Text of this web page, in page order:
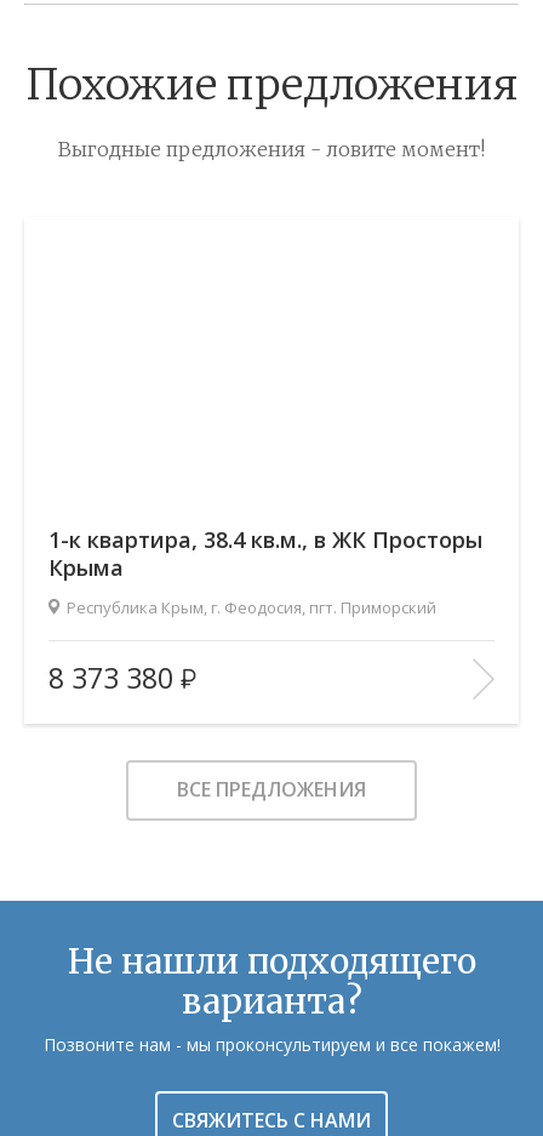
Похожие предложения
Выгодные предложения - ловите момент!
1-к квартира, 38.4 кв.м., в ЖК Просторы
Крыма
Республика Крым, г. Феодосия, пгт. Приморский
Площадь (общ/жил/кух), м2:
38.41/14.76/10.58
Количество комнат:
1
Этаж:
5/9
В ИЗБРАННОЕ
8 373 380
ВСЕ ПРЕДЛОЖЕНИЯ
Не нашли подходящего
варианта?
Позвоните нам - мы проконсультируем и все покажем!
СВЯЖИТЕСЬ С НАМИ